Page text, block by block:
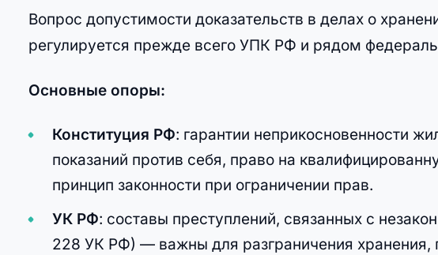
Вопрос допустимости доказательств в делах о
регулируется прежде всего УПК РФ и рядом
Основные опоры:
Конституция РФ: гарантии неприкосновенности
показаний против себя, право на
принцип законности при ограничении прав.
УК РФ: составы преступлений, связанных с
228 УК РФ) — важны для разграничения хранения,